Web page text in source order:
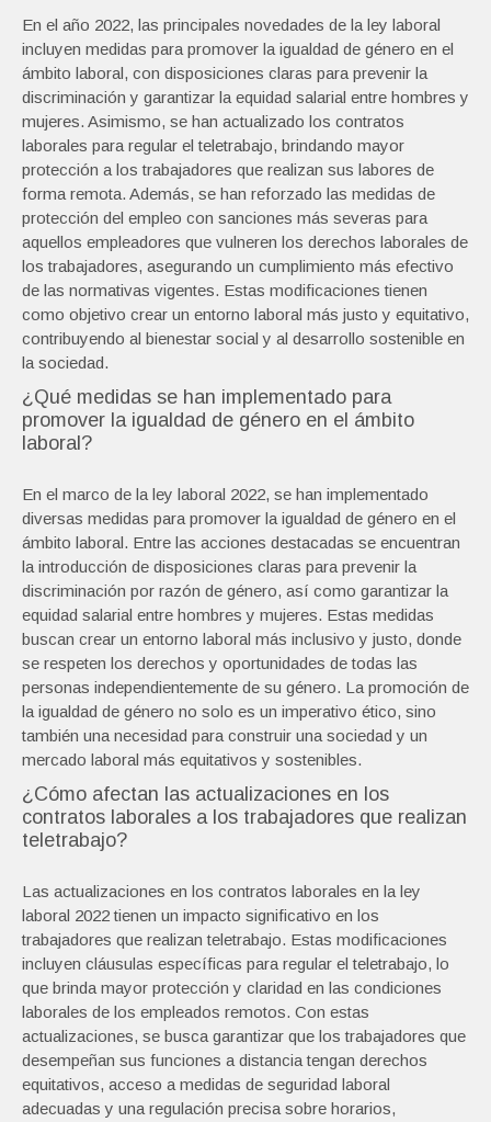
En el año 2022, las principales novedades de la ley laboral
incluyen medidas para promover la igualdad de género en el
ámbito laboral, con disposiciones claras para prevenir la
discriminación y garantizar la equidad salarial entre hombres y
mujeres. Asimismo, se han actualizado los contratos
laborales para regular el teletrabajo, brindando mayor
protección a los trabajadores que realizan sus labores de
forma remota. Además, se han reforzado las medidas de
protección del empleo con sanciones más severas para
aquellos empleadores que vulneren los derechos laborales de
los trabajadores, asegurando un cumplimiento más efectivo
de las normativas vigentes. Estas modificaciones tienen
como objetivo crear un entorno laboral más justo y equitativo,
contribuyendo al bienestar social y al desarrollo sostenible en
la sociedad.
¿Qué medidas se han implementado para
promover la igualdad de género en el ámbito
laboral?
En el marco de la ley laboral 2022, se han implementado
diversas medidas para promover la igualdad de género en el
ámbito laboral. Entre las acciones destacadas se encuentran
la introducción de disposiciones claras para prevenir la
discriminación por razón de género, así como garantizar la
equidad salarial entre hombres y mujeres. Estas medidas
buscan crear un entorno laboral más inclusivo y justo, donde
se respeten los derechos y oportunidades de todas las
personas independientemente de su género. La promoción de
la igualdad de género no solo es un imperativo ético, sino
también una necesidad para construir una sociedad y un
mercado laboral más equitativos y sostenibles.
¿Cómo afectan las actualizaciones en los
contratos laborales a los trabajadores que realizan
teletrabajo?
Las actualizaciones en los contratos laborales en la ley
laboral 2022 tienen un impacto significativo en los
trabajadores que realizan teletrabajo. Estas modificaciones
incluyen cláusulas específicas para regular el teletrabajo, lo
que brinda mayor protección y claridad en las condiciones
laborales de los empleados remotos. Con estas
actualizaciones, se busca garantizar que los trabajadores que
desempeñan sus funciones a distancia tengan derechos
equitativos, acceso a medidas de seguridad laboral
adecuadas y una regulación precisa sobre horarios,